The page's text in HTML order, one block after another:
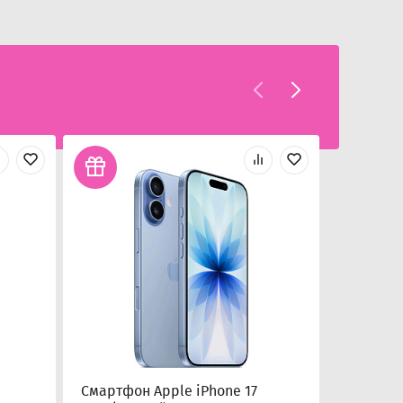
Смартфон Apple iPhone 17